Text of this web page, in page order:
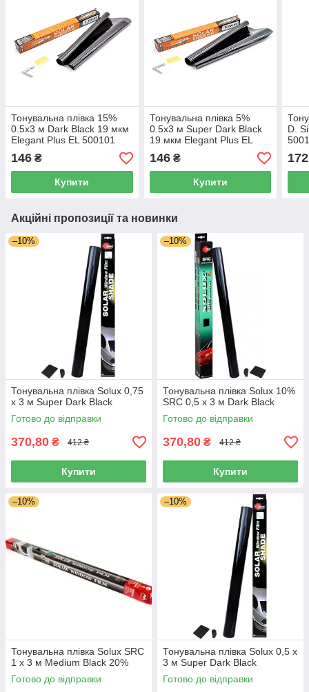
Тонувальна плівка 15%
0.5х3 м Dark Black 19 мкм
Elegant Plus EL 500101
146 ₴
Купити
Тонувальна плівка 5%
0.5х3 м Super Dark Black
19 мкм Elegant Plus EL
500 102
146₴
Купити
D.
172
Акційні пропозиції та новинки
–10%
Тонувальна плівка Solux 0,75
х 3 м Super Dark Black
Готово до відправки
370,80 ₴ 412 ₴
Купити
–10%
Тонувальна плівка Solux 10%
SRC 0,5 х 3 м Dark Black
Готово до відправки
370,80 ₴ 412 ₴
Купити
–10%
Тонувальна плівка Solux SRC
1 х 3 м Medium Black 20%
Готово до відправки
–10%
Тонувальна плівка Solux 0,5 х
3 м Super Dark Black
Готово до відправки